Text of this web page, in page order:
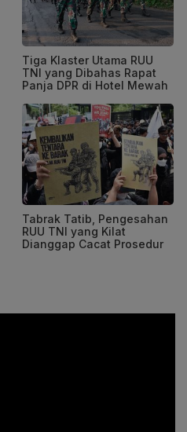
Tiga Klaster Utama RUU
TNI yang Dibahas Rapat
Panja DPR di Hotel Mewah
Tabrak Tatib, Pengesahan
RUU TNI yang Kilat
Dianggap Cacat Prosedur